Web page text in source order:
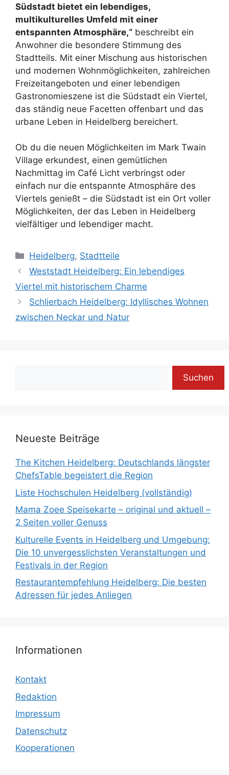
Südstadt bietet ein lebendiges,
multikulturelles Umfeld mit einer
entspannten Atmosphäre,“ beschreibt ein
Anwohner die besondere Stimmung des
Stadtteils. Mit einer Mischung aus historischen
und modernen Wohnmöglichkeiten, zahlreichen
Freizeitangeboten und einer lebendigen
Gastronomieszene ist die Südstadt ein Viertel,
das ständig neue Facetten offenbart und das
urbane Leben in Heidelberg bereichert.
Ob du die neuen Möglichkeiten im Mark Twain
Village erkundest, einen gemütlichen
Nachmittag im Café Licht verbringst oder
einfach nur die entspannte Atmosphäre des
Viertels genießt – die Südstadt ist ein Ort voller
Möglichkeiten, der das Leben in Heidelberg
vielfältiger und lebendiger macht.
Kategorien
Heidelberg, Stadtteile
Weststadt Heidelberg: Ein lebendiges
Viertel mit historischem Charme
Schlierbach Heidelberg: Idyllisches Wohnen
zwischen Neckar und Natur
Suchen
Neueste Beiträge
The Kitchen Heidelberg: Deutschlands längster
ChefsTable begeistert die Region
Liste Hochschulen Heidelberg (vollständig)
Mama Zoee Speisekarte – original und aktuell –
2 Seiten voller Genuss
Kulturelle Events in Heidelberg und Umgebung:
Die 10 unvergesslichsten Veranstaltungen und
Festivals in der Region
Restaurantempfehlung Heidelberg: Die besten
Adressen für jedes Anliegen
Informationen
Kontakt
Redaktion
Impressum
Datenschutz
Kooperationen